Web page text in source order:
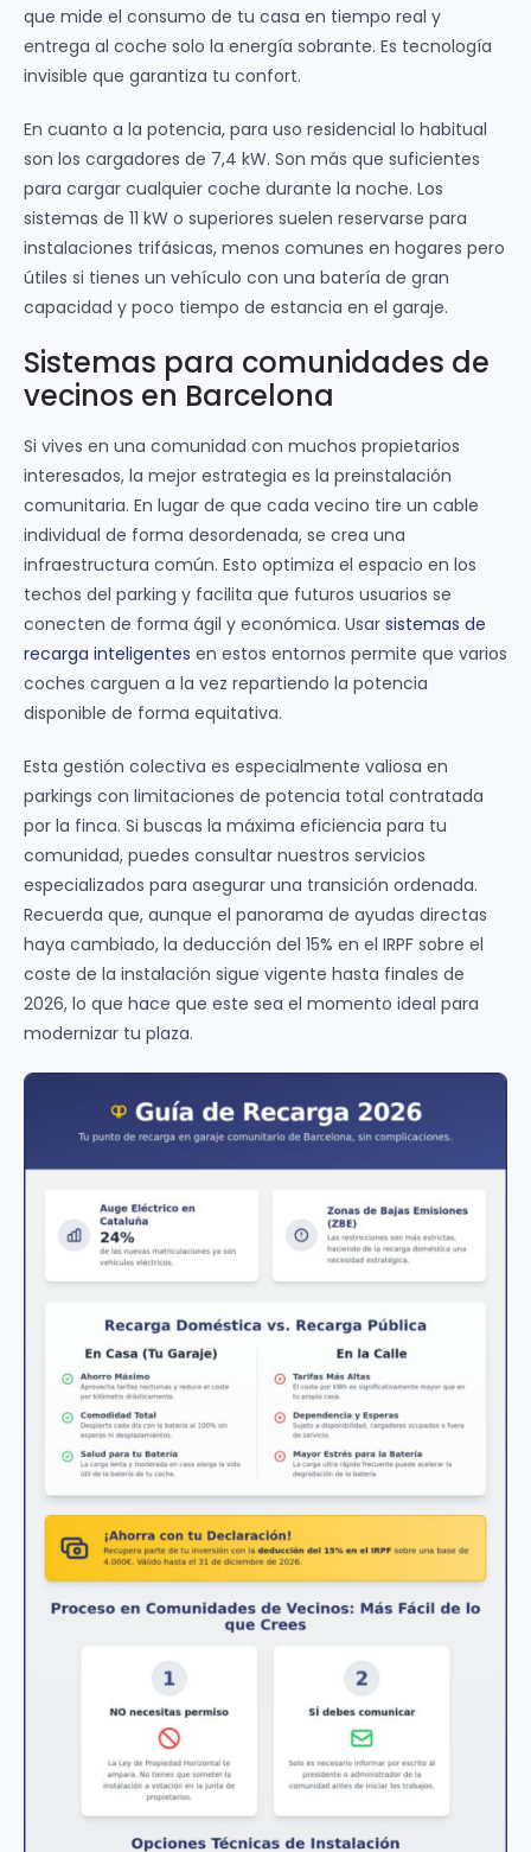
que mide el consumo de tu casa en tiempo real y
entrega al coche solo la energía sobrante. Es tecnología
invisible que garantiza tu confort.
En cuanto a la potencia, para uso residencial lo habitual
son los cargadores de 7,4 kW. Son más que suficientes
para cargar cualquier coche durante la noche. Los
sistemas de 11 kW o superiores suelen reservarse para
instalaciones trifásicas, menos comunes en hogares pero
útiles si tienes un vehículo con una batería de gran
capacidad y poco tiempo de estancia en el garaje.
Sistemas para comunidades de
vecinos en Barcelona
Si vives en una comunidad con muchos propietarios
interesados, la mejor estrategia es la preinstalación
comunitaria. En lugar de que cada vecino tire un cable
individual de forma desordenada, se crea una
infraestructura común. Esto optimiza el espacio en los
techos del parking y facilita que futuros usuarios se
conecten de forma ágil y económica. Usar sistemas de
recarga inteligentes en estos entornos permite que varios
coches carguen a la vez repartiendo la potencia
disponible de forma equitativa.
Esta gestión colectiva es especialmente valiosa en
parkings con limitaciones de potencia total contratada
por la finca. Si buscas la máxima eficiencia para tu
comunidad, puedes consultar nuestros servicios
especializados para asegurar una transición ordenada.
Recuerda que, aunque el panorama de ayudas directas
haya cambiado, la deducción del 15% en el IRPF sobre el
coste de la instalación sigue vigente hasta finales de
2026, lo que hace que este sea el momento ideal para
modernizar tu plaza.